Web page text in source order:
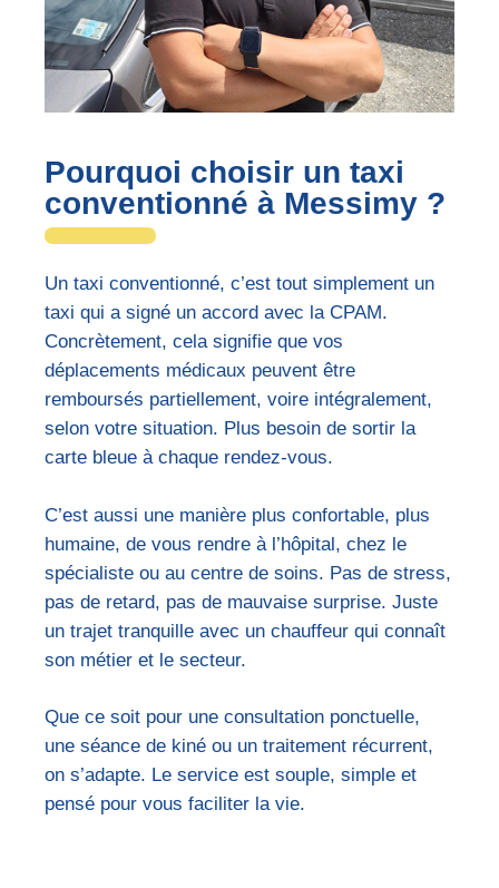
Pourquoi choisir un taxi
conventionné à Messimy ?
Un taxi conventionné, c’est tout simplement un
taxi qui a signé un accord avec la CPAM.
Concrètement, cela signifie que vos
déplacements médicaux peuvent être
remboursés partiellement, voire intégralement,
selon votre situation. Plus besoin de sortir la
carte bleue à chaque rendez-vous.
C’est aussi une manière plus confortable, plus
humaine, de vous rendre à l’hôpital, chez le
spécialiste ou au centre de soins. Pas de stress,
pas de retard, pas de mauvaise surprise. Juste
un trajet tranquille avec un chauffeur qui connaît
son métier et le secteur.
Que ce soit pour une consultation ponctuelle,
une séance de kiné ou un traitement récurrent,
on s’adapte. Le service est souple, simple et
pensé pour vous faciliter la vie.